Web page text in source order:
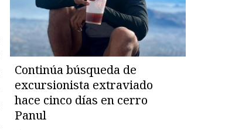
Continúa búsqueda de
excursionista extraviado
hace cinco días en cerro
Panul